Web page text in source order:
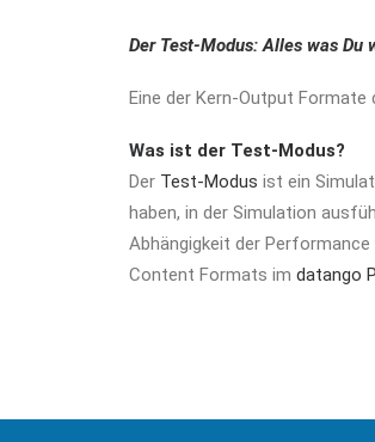
Der Test-Modus: Alles was Du
Eine der Kern-Output
Was ist der Test-Modus?
Der Test-Modus ist ein
haben, in der Simulation
Abhängigkeit der
Content Formats im datango